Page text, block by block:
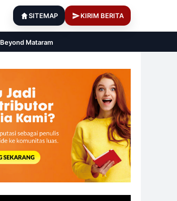
SITEMAP KIRIM BERITA
Beyond Mataram